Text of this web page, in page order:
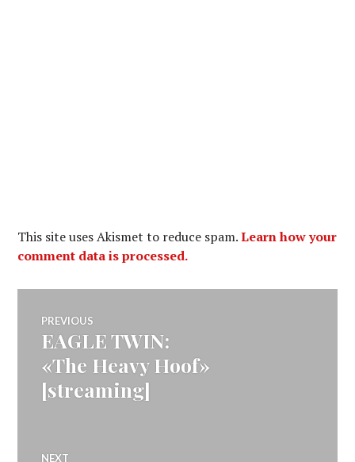
This site uses Akismet to reduce spam.Learn how your
comment data is processed.
Navegação
de
artigos
PREVIOUS
Previous
post:
EAGLE TWIN:
«The Heavy Hoof»
[streaming]
NEXT